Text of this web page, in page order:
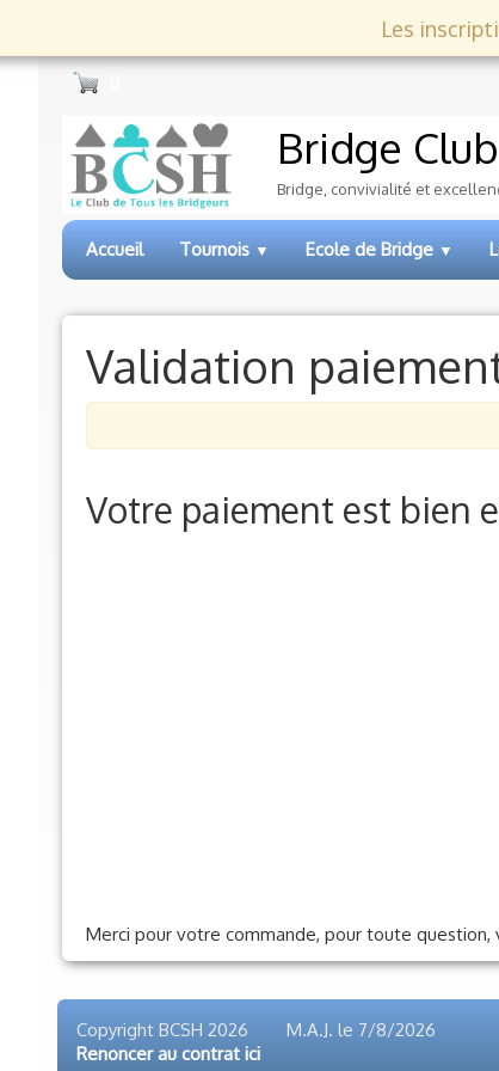
Les
Bridge Club
Bridge, convivialité et
Accueil Tournois▼ Ecole de Bridge▼
Validation
Votre paiement est bien
Merci pour votre commande, pour toute question,
Copyright BCSH 2026 M.A.J. le 7/8/2026
Renoncer au contrat ici